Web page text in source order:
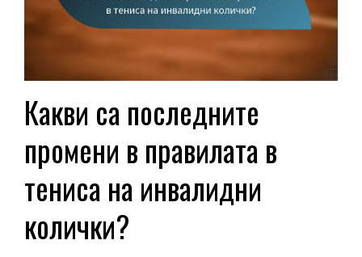
Какви са последните
промени в правилата в
тениса на инвалидни
колички?